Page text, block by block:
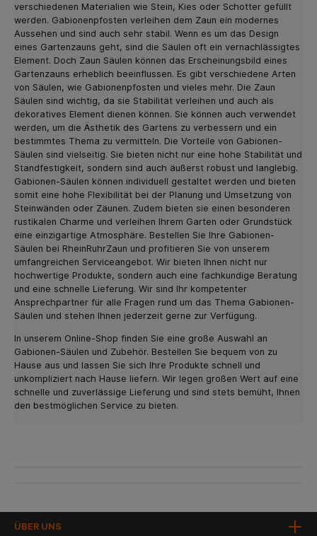
verschiedenen Materialien wie Stein, Kies oder Schotter gefüllt
werden. Gabionenpfosten verleihen dem Zaun ein modernes
Aussehen und sind auch sehr stabil. Wenn es um das Design
eines Gartenzauns geht, sind die Säulen oft ein vernachlässigtes
Element. Doch Zaun Säulen können das Erscheinungsbild eines
Gartenzauns erheblich beeinflussen. Es gibt verschiedene Arten
von Säulen, wie Gabionenpfosten und vieles mehr. Die Zaun
Säulen sind wichtig, da sie Stabilität verleihen und auch als
dekoratives Element dienen können. Sie können auch verwendet
werden, um die Ästhetik des Gartens zu verbessern und ein
bestimmtes Thema zu vermitteln. Die Vorteile von Gabionen-
Säulen sind vielseitig. Sie bieten nicht nur eine hohe Stabilität und
Standfestigkeit, sondern sind auch äußerst robust und langlebig.
Gabionen-Säulen können individuell gestaltet werden und bieten
somit eine hohe Flexibilität bei der Planung und Umsetzung von
Steinwänden oder Zäunen. Zudem bieten sie einen besonderen
rustikalen Charme und verleihen Ihrem Garten oder Grundstück
eine einzigartige Atmosphäre. Bestellen Sie Ihre Gabionen-
Säulen bei RheinRuhrZaun und profitieren Sie von unserem
umfangreichen Serviceangebot. Wir bieten Ihnen nicht nur
hochwertige Produkte, sondern auch eine fachkundige Beratung
und eine schnelle Lieferung. Wir sind Ihr kompetenter
Ansprechpartner für alle Fragen rund um das Thema Gabionen-
Säulen und stehen Ihnen jederzeit gerne zur Verfügung.
In unserem Online-Shop finden Sie eine große Auswahl an
Gabionen-Säulen und Zubehör. Bestellen Sie bequem von zu
Hause aus und lassen Sie sich Ihre Produkte schnell und
unkompliziert nach Hause liefern. Wir legen großen Wert auf eine
schnelle und zuverlässige Lieferung und sind stets bemüht, Ihnen
den bestmöglichen Service zu bieten.
ÜBER UNS